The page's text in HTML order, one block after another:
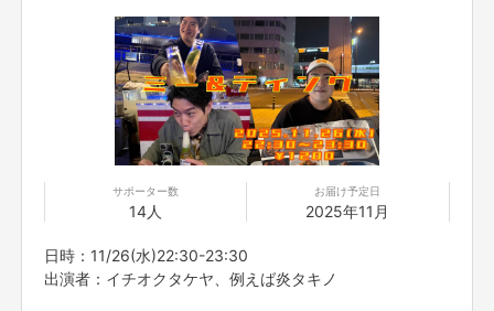
サポーター数
14人
お届け予定日
2025年11月
日時：11/26(水)22:30-23:30
出演者：イチオクタケヤ、例えば炎タキノ